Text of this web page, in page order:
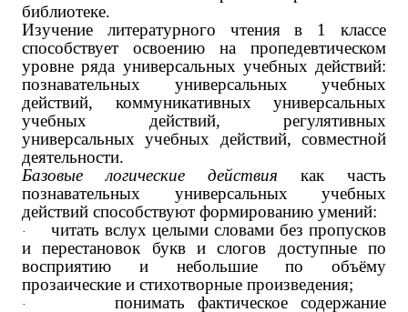
библиотеке.
Изучение литературного чтения в 1 классе
способствует освоению на пропедевтическом
уровне ряда универсальных учебных действий:
познавательных универсальных учебных
действий, коммуникативных универсальных
учебных действий, регулятивных
универсальных учебных действий, совместной
деятельности.
Базовые логические действия как часть
познавательных универсальных учебных
действий способствуют формированию умений:
·
читать вслух целыми словами без пропусков
и перестановок букв и слогов доступные по
восприятию и небольшие по объёму
прозаические и стихотворные произведения;
·
понимать фактическое содержание